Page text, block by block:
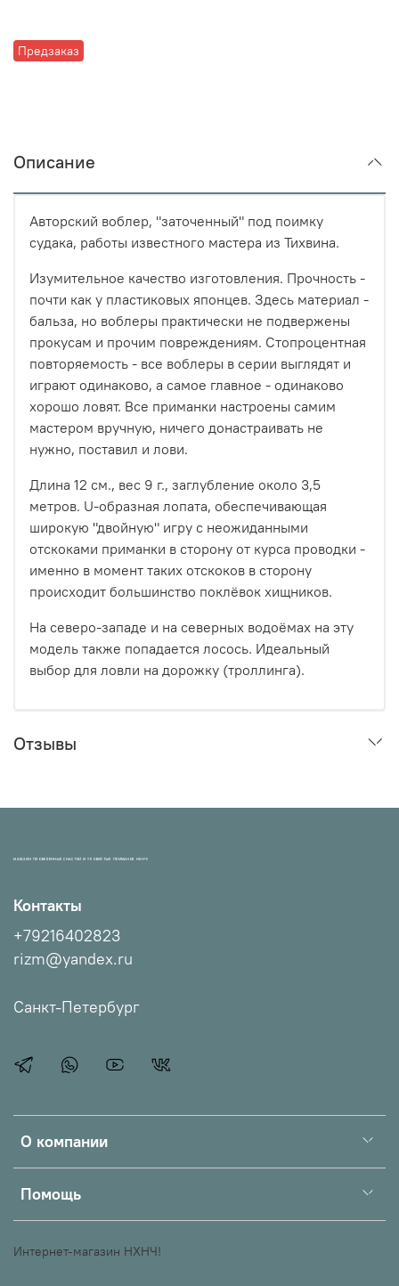
Предзаказ
Описание
Авторский воблер, "заточенный" под поимку
судака, работы известного мастера из Тихвина.
Изумительное качество изготовления. Прочность -
почти как у пластиковых японцев. Здесь материал -
бальза, но воблеры практически не подвержены
прокусам и прочим повреждениям. Стопроцентная
повторяемость - все воблеры в серии выглядят и
играют одинаково, а самое главное - одинаково
хорошо ловят. Все приманки настроены самим
мастером вручную, ничего донастраивать не
нужно, поставил и лови.
Длина 12 см., вес 9 г., заглубление около 3,5
метров. U-образная лопата, обеспечивающая
широкую "двойную" игру с неожиданными
отскоками приманки в сторону от курса проводки -
именно в момент таких отскоков в сторону
происходит большинство поклёвок хищников.
На северо-западе и на северных водоёмах на эту
модель также попадается лосось. Идеальный
выбор для ловли на дорожку (троллинга).
Отзывы
МАГАЗИН ПРОВЕРЕННЫХ СНАСТЕЙ И УЛОВИСТЫХ ПРИМАНОК НХНЧ!
О компании
Помощь
Контакты
+79216402823
rizm@yandex.ru
Санкт-Петербург
Интернет-магазин НХНЧ!